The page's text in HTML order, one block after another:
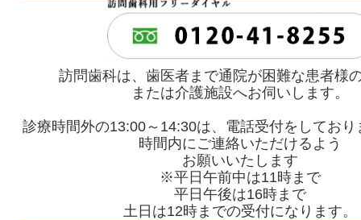
訪問歯科は、歯医者まで通院が困難な患者様
または介護施設へお伺いします。
診療時間外の13:00～14:30は、電話受付をしてお
時間内にご連絡いただけるよう
お願いいたします
※平日午前中は11時まで
平日午後は16時まで
土日は12時までの受付になります。